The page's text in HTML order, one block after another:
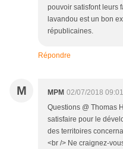
pouvoir satisfont leurs
lavandou est un bon
républicaines.
Répondre
M MPM 02/07/2018 09:01
Questions @ Thomas
satisfaire pour le
des territoires
<br /> Ne craignez-